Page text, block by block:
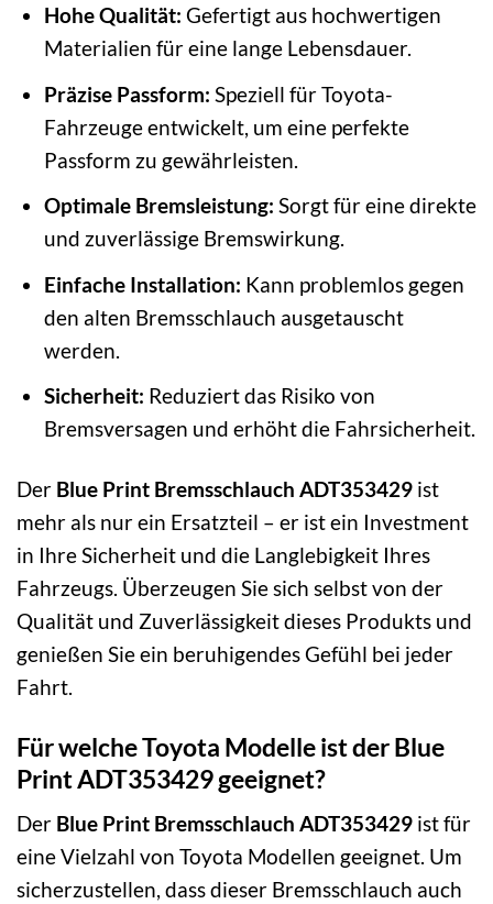
Hohe Qualität: Gefertigt aus hochwertigen
Materialien für eine lange Lebensdauer.
Präzise Passform: Speziell für Toyota-
Fahrzeuge entwickelt, um eine perfekte
Passform zu gewährleisten.
Optimale Bremsleistung: Sorgt für eine direkte
und zuverlässige Bremswirkung.
Einfache Installation: Kann problemlos gegen
den alten Bremsschlauch ausgetauscht
werden.
Sicherheit: Reduziert das Risiko von
Bremsversagen und erhöht die Fahrsicherheit.
Der Blue Print Bremsschlauch ADT353429 ist
mehr als nur ein Ersatzteil – er ist ein Investment
in Ihre Sicherheit und die Langlebigkeit Ihres
Fahrzeugs. Überzeugen Sie sich selbst von der
Qualität und Zuverlässigkeit dieses Produkts und
genießen Sie ein beruhigendes Gefühl bei jeder
Fahrt.
Für welche Toyota Modelle ist der Blue
Print ADT353429 geeignet?
Der Blue Print Bremsschlauch ADT353429 ist für
eine Vielzahl von Toyota Modellen geeignet. Um
sicherzustellen, dass dieser Bremsschlauch auch